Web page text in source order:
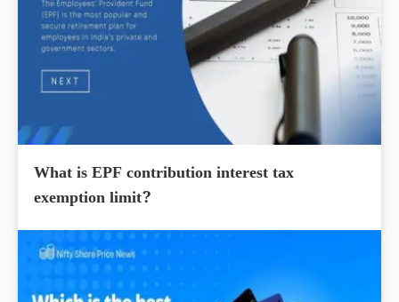
What is EPF contribution interest tax
exemption limit?